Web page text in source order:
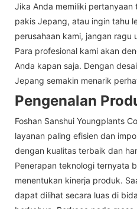
Jika Anda memiliki
pakis Jepang, atau ingin tahu
perusahaan kami, jangan ragu
Para profesional kami akan
Anda kapan saja. Dengan
Jepang semakin menarik
Pengenalan
Foshan Sanshui Youngplants
layanan paling efisien dan
dengan kualitas terbaik dan
Penerapan teknologi ternyata
menentukan kinerja produk.
dapat dilihat secara luas di